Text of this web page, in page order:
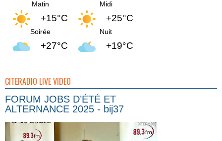
Matin
+15°C
Midi
+25°C
Soirée
+27°C
Nuit
+19°C
CITERADIO LIVE VIDEO
FORUM JOBS D’ÉTÉ ET
ALTERNANCE 2025 - bij37